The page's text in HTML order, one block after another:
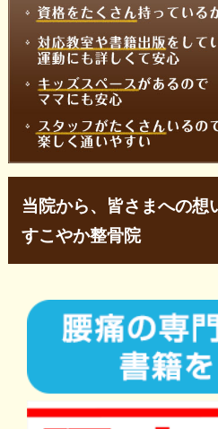
当院から、皆さまへの
すこやか整骨院